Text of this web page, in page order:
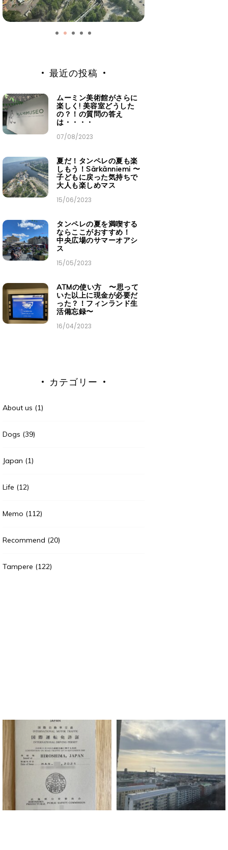
最近の投稿
ムーミン美術館がさらに
楽しく! 美容室どうした
の？！の質問の答え
は・・・・
07/08/2023
夏だ！タンペレの夏も楽
しもう！Särkänniemi 〜
子どもに戻った気持ちで
大人も楽しめマス
15/06/2023
タンペレの夏を満喫する
ならここがおすすめ！
中央広場のサマーオアシ
ス
15/05/2023
ATMの使い方 〜思って
いた以上に現金が必要だ
った？！フィンランド生
活備忘録〜
16/04/2023
カテゴリー
About us (1)
Dogs (39)
Japan (1)
Life (12)
Memo (112)
Recommend (20)
Tampere (122)